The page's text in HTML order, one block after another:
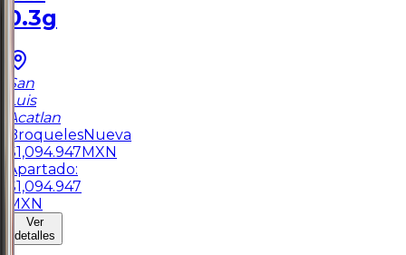
0.3g
San
Luis
Acatlan
BroquelesNueva
$1,094.947MXN
Apartado:
$1,094.947
MXN
Ver
detalles